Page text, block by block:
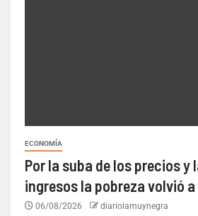
ECONOMÍA
Por la suba de los precios y
ingresos la pobreza volvió
06/08/2026 diariolamuynegra